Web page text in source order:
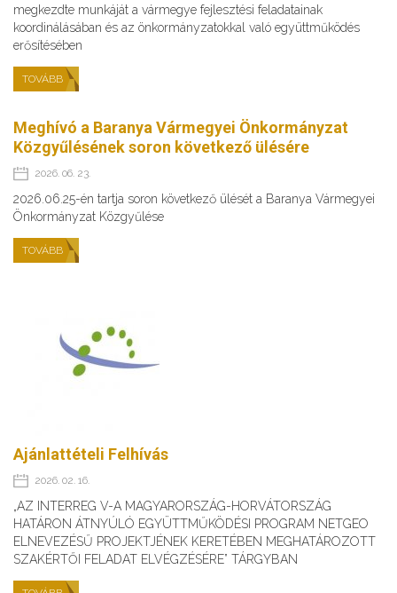
megkezdte munkáját a vármegye fejlesztési feladatainak
koordinálásában és az önkormányzatokkal való együttműködés
erősítésében
TOVÁBB
Meghívó a Baranya Vármegyei Önkormányzat
Közgyűlésének soron következő ülésére
2026. 06. 23.
2026.06.25-én tartja soron következő ülését a Baranya Vármegyei
Önkormányzat Közgyűlése
TOVÁBB
Ajánlattételi Felhívás
2026. 02. 16.
„AZ INTERREG V-A MAGYARORSZÁG-HORVÁTORSZÁG
HATÁRON ÁTNYÚLÓ EGYÜTTMŰKÖDÉSI PROGRAM NETGEO
ELNEVEZÉSŰ PROJEKTJÉNEK KERETÉBEN MEGHATÁROZOTT
SZAKÉRTŐI FELADAT ELVÉGZÉSÉRE” TÁRGYBAN